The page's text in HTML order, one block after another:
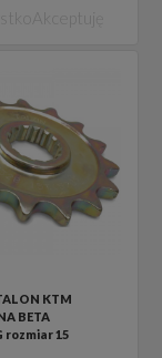
KTM
BETA
rozmiar 15